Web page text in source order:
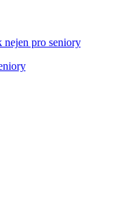
nejen pro seniory